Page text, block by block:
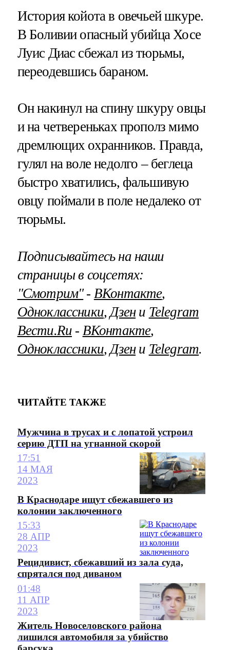
История койота в овечьей шкуре.
В Боливии опасный убийца Хосе
Луис Диас сбежал из тюрьмы,
переодевшись бараном.
Он накинул на спину шкуру овцы
и на четвереньках прополз мимо
дремлющих охранников. Правда,
гулял на воле недолго – беглеца
быстро хватились, фальшивую
овцу поймали в поле недалеко от
тюрьмы.
Подписывайтесь на наши
страницы в соцсетях:
"Смотрим"‐ ВКонтакте,
Одноклассники, Дзени Telegram
Вести.Ru ‐ ВКонтакте,
Одноклассники, Дзени Telegram.
ЧИТАЙТЕ ТАКЖЕ
Мужчина в трусах и с лопатой устроил
серию ДТП на угнанной скорой
17:51
14 МАЯ
2023
В Краснодаре ищут сбежавшего из
колонии заключенного
15:33
28 АПР
2023
Рецидивист, сбежавший из зала суда,
спрятался под диваном
01:48
11 АПР
2023
Житель Новоселовского района
лишился автомобиля за убийство